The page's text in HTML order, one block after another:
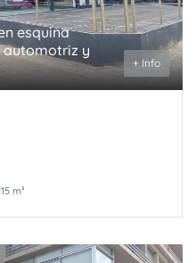
esquina
automotriz y
+ Info
m²